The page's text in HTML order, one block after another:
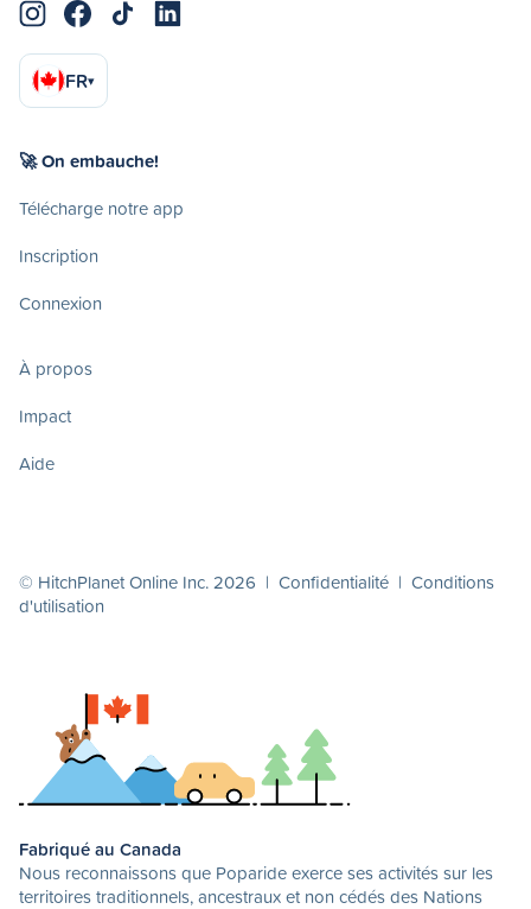
FR▾
🚀 On embauche!
Télécharge notre app
Inscription
Connexion
À propos
Impact
Aide
© HitchPlanet Online Inc. 2026 | Confidentialité | Conditions
d'utilisation
Fabriqué au Canada
Nous reconnaissons que Poparide exerce ses activités sur les
territoires traditionnels, ancestraux et non cédés des Nations